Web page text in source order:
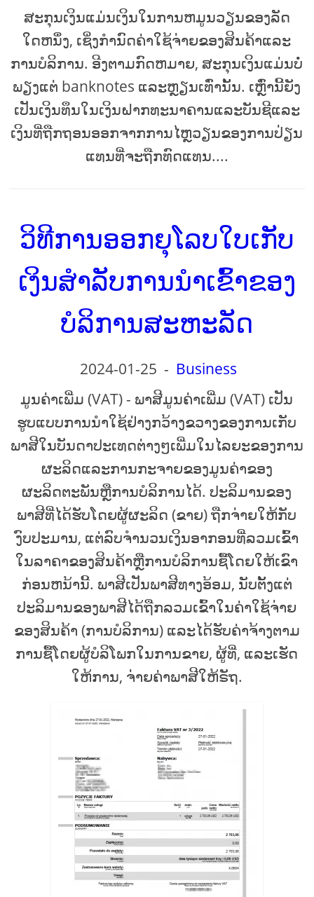
ສະກຸນເງິນແມ່ນເງິນໃນການຫມູນວຽນຂອງລັດ
ໃດຫນຶ່ງ, ເຊິ່ງກໍານົດຄ່າໃຊ້ຈ່າຍຂອງສິນຄ້າແລະ
ການບໍລິການ. ອີງຕາມກົດຫມາຍ, ສະກຸນເງິນແມ່ນບໍ່
ພຽງແຕ່ banknotes ແລະຫຼຽນເທົ່ານັ້ນ. ເຫຼົ່ານີ້ຍັງ
ເປັນເງິນທຶນໃນເງິນຝາກທະນາຄານແລະບັນຊີແລະ
ເງິນທີ່ຖືກຖອນອອກຈາກການໄຫຼວຽນຂອງການປ່ຽນ
ແທນທີ່ຈະຖືກທົດແທນ....
ວິທີການອອກຍຸໂລບໃບເກັບ
ເງິນສໍາລັບການນໍາເຂົ້າຂອງ
ບໍລິການສະຫະລັດ
2024-01-25 - Business
ມູນຄ່າເພີ່ມ (VAT) - ພາສີມູນຄ່າເພີ່ມ (VAT) ເປັນ
ຮູບແບບການນໍາໃຊ້ຢ່າງກວ້າງຂວາງຂອງການເກັບ
ພາສີໃນບັນດາປະເທດຕ່າງໆເພີ່ມໃນໄລຍະຂອງການ
ຜະລິດແລະການກະຈາຍຂອງມູນຄ່າຂອງ
ຜະລິດຕະພັນຫຼືການບໍລິການໄດ້. ປະລິມານຂອງ
ພາສີທີ່ໄດ້ຮັບໂດຍຜູ້ຜະລິດ (ຂາຍ) ຖືກຈ່າຍໃຫ້ກັບ
ງົບປະມານ, ແຕ່ລົບຈໍານວນເງິນອາກອນທີ່ລວມເຂົ້າ
ໃນລາຄາຂອງສິນຄ້າຫຼືການບໍລິການຊື້ໂດຍໃຫ້ເຂົາ
ກ່ອນຫນ້ານີ້. ພາສີເປັນພາສີທາງອ້ອມ, ນັບຕັ້ງແຕ່
ປະລິມານຂອງພາສີໄດ້ຖືກລວມເຂົ້າໃນຄ່າໃຊ້ຈ່າຍ
ຂອງສິນຄ້າ (ການບໍລິການ) ແລະໄດ້ຮັບຄ່າຈ້າງຕາມ
ການຊື້ໂດຍຜູ້ບໍລິໂພກໃນການຂາຍ, ຜູ້ທີ່, ແລະເຮັດ
ໃຫ້ການ, ຈ່າຍຄ່າພາສີໃຫ້ຣັຖ.